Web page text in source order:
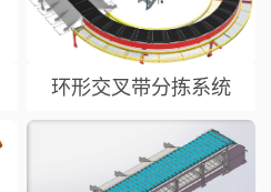
环形交叉带分拣系统